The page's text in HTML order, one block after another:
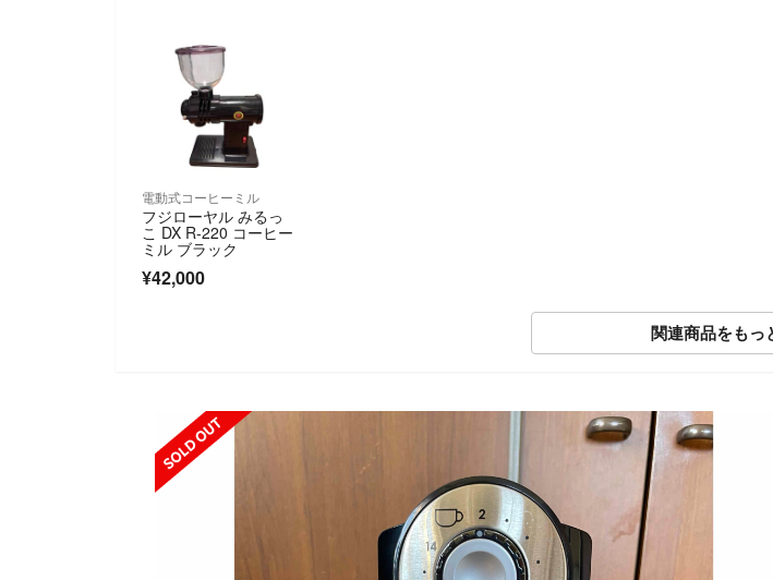
電動式コーヒーミル
フジローヤル みるっ
こ DX R-220 コーヒー
ミル ブラック
¥42,000
関連商品をもっ